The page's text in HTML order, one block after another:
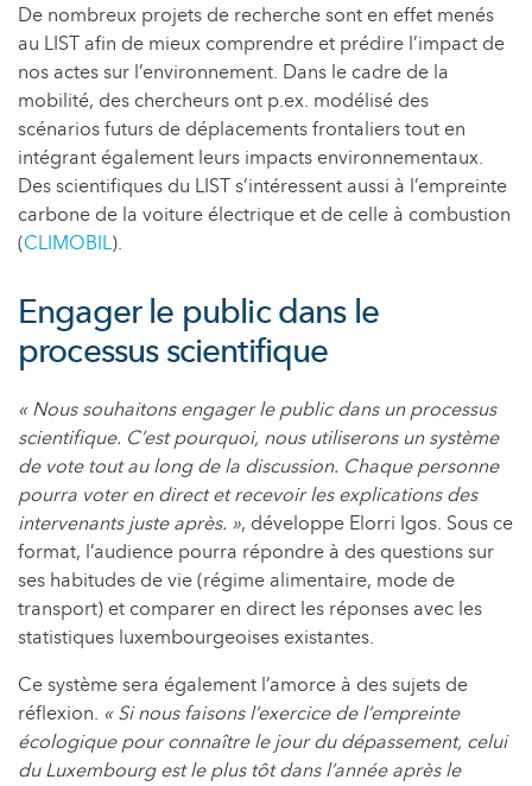
De nombreux projets de recherche sont en effet menés
au LIST afin de mieux comprendre et prédire l’impact de
nos actes sur l’environnement. Dans le cadre de la
mobilité, des chercheurs ont p.ex. modélisé des
scénarios futurs de déplacements frontaliers tout en
intégrant également leurs impacts environnementaux.
Des scientifiques du LIST s’intéressent aussi à l’empreinte
carbone de la voiture électrique et de celle à combustion
(CLIMOBIL).
Engager le public dans le
processus scientifique
« Nous souhaitons engager le public dans un processus
scientifique. C’est pourquoi, nous utiliserons un système
de vote tout au long de la discussion. Chaque personne
pourra voter en direct et recevoir les explications des
intervenants juste après. », développe Elorri Igos. Sous ce
format, l’audience pourra répondre à des questions sur
ses habitudes de vie (régime alimentaire, mode de
transport) et comparer en direct les réponses avec les
statistiques luxembourgeoises existantes.
Ce système sera également l’amorce à des sujets de
réflexion. « Si nous faisons l’exercice de l’empreinte
écologique pour connaître le jour du dépassement, celui
du Luxembourg est le plus tôt dans l’année après le